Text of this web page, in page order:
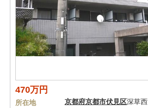
470万円
所在地 京都府京都市伏見区深草